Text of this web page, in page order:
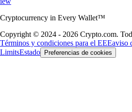
Cryptocurrency in Every Wallet™
Copyright © 2024 - 2026 Crypto.com.
Términos y condiciones para el EEEaviso
LimitsEstado Preferencias de cookies